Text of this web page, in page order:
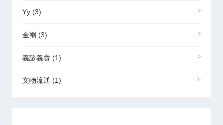
Yy (3)
金剛 (3)
義診義賣 (1)
文物流通 (1)